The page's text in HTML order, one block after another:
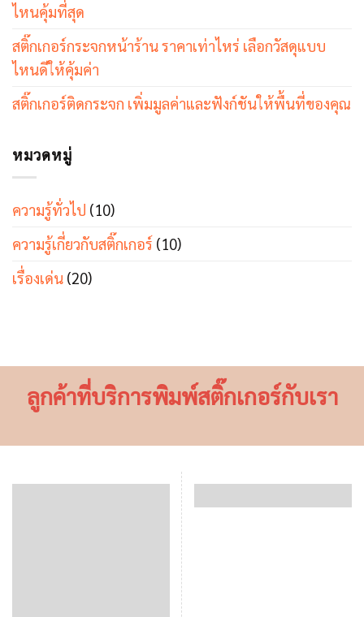
ไหนคุ้มที่สุด
สติ๊กเกอร์กระจกหน้าร้าน ราคาเท่าไหร่ เลือกวัสดุแบบ
ไหนดีให้คุ้มค่า
สติ๊กเกอร์ติดกระจก เพิ่มมูลค่าและฟังก์ชันให้พื้นที่ของคุณ
หมวดหมู่
ความรู้ทั่วไป (10)
ความรู้เกี่ยวกับสติ๊กเกอร์ (10)
เรื่องเด่น (20)
ลูกค้าที่บริการพิมพ์สติ๊กเกอร์กับเรา